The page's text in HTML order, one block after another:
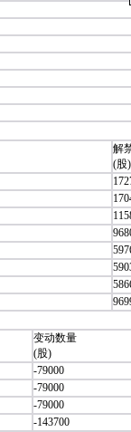
解
(股)
变动数量
(股)
-79000
-79000
-79000
-143700